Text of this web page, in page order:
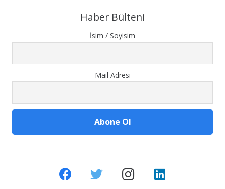
Haber Bülteni
İsim / Soyisim
Mail Adresi